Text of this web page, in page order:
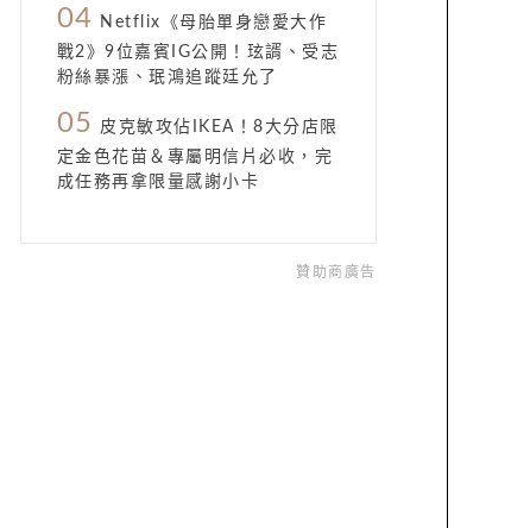
04
Netflix《母胎單身戀愛大作
戰2》9位嘉賓IG公開！玹諝、受志
粉絲暴漲、珉鴻追蹤廷允了
05
皮克敏攻佔IKEA！8大分店限
定金色花苗＆專屬明信片必收，完
成任務再拿限量感謝小卡
贊助商廣告